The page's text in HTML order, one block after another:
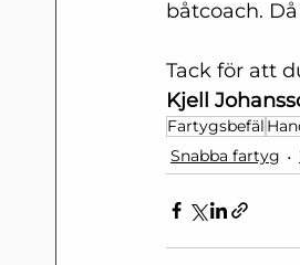
båtcoach.
Tack för att
Kjell
Fartygsbefäl
Snabba fartyg